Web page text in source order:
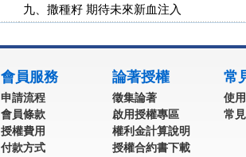
九、撒種籽 期待未來新血注入
會員服務
申請流程
會員條款
授權費用
付款方式
論著授權
徵集論著
啟用授權專區
權利金計算說明
授權合約書下載
常
使
常